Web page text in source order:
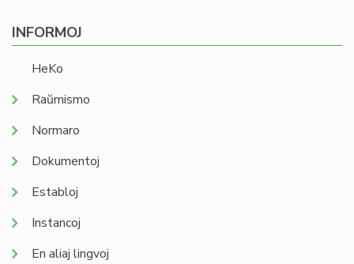
INFORMOJ
HeKo
Raŭmismo
Normaro
Dokumentoj
Establoj
Instancoj
En aliaj lingvoj